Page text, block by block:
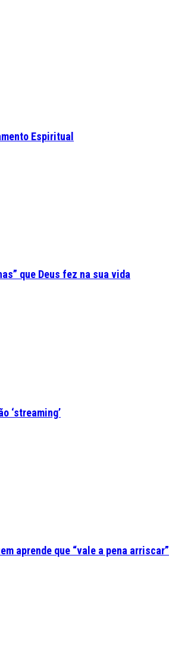
Espiritual
que Deus fez na sua vida
‘streaming’
aprende que “vale a pena arriscar”